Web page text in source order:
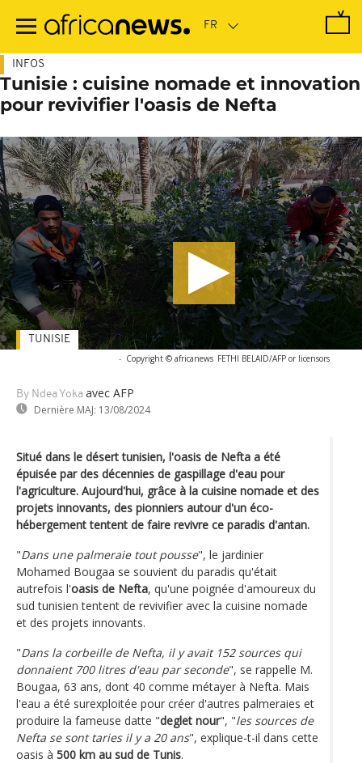
contenu
INFOS
Tunisie : cuisine nomade et innovation
pour revivifier l'oasis de Nefta
- Copyright © africanews FETHI BELAID/AFP or licensors
By Ndea Yoka avec AFP
Dernière MAJ: 13/08/2024
TUNISIE
Situé dans le désert tunisien, l'oasis de Nefta a été
épuisée par des décennies de gaspillage d'eau pour
l'agriculture. Aujourd'hui, grâce à la cuisine nomade et des
projets innovants, des pionniers autour d'un éco-
hébergement tentent de faire revivre ce paradis d'antan.
"Dans une palmeraie tout pousse", le jardinier
Mohamed Bougaa se souvient du paradis qu'était
autrefois l'oasis de Nefta, qu'une poignée d'amoureux du
sud tunisien tentent de revivifier avec la cuisine nomade
et des projets innovants.
"Dans la corbeille de Nefta, il y avait 152 sources qui
donnaient 700 litres d'eau par seconde", se rappelle M.
Bougaa, 63 ans, dont 40 comme métayer à Nefta. Mais
l'eau a été surexploitée pour créer d'autres palmeraies et
produire la fameuse datte "deglet nour", "les sources de
Nefta se sont taries il y a 20 ans", explique-t-il dans cette
oasis à 500 km au sud de Tunis.